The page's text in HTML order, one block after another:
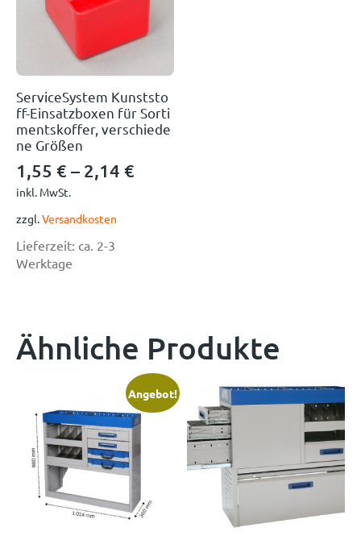
ServiceSystem Kunststo
ff-Einsatzboxen für Sorti
mentskoffer, verschiede
ne Größen
1,55 € – 2,14 €
inkl. MwSt.
zzgl.Versandkosten
Lieferzeit: ca. 2-3
Werktage
Ähnliche Produkte
Angebot!